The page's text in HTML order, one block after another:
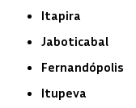
Itapira
Jaboticabal
Fernandópolis
Itupeva